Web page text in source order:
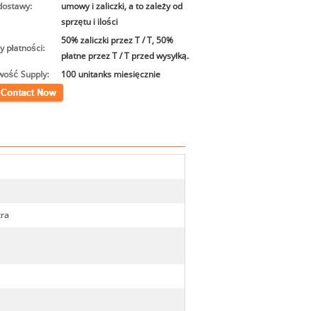
umowy i zaliczki, a to zależy od
sprzętu i ilości
płatności:
50% zaliczki przez T / T, 50%
płatne przez T / T przed wysyłką.
Supply:
100 unitanks miesięcznie